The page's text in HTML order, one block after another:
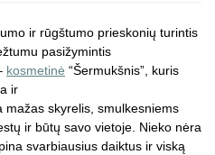
ir rūgštumo prieskonių turintis
pasižymintis
kosmetinė “Šermukšnis”, kuris
ir
mažas skyrelis, smulkesniems
ir būtų savo vietoje. Nieko nėra
svarbiausius daiktus ir viską